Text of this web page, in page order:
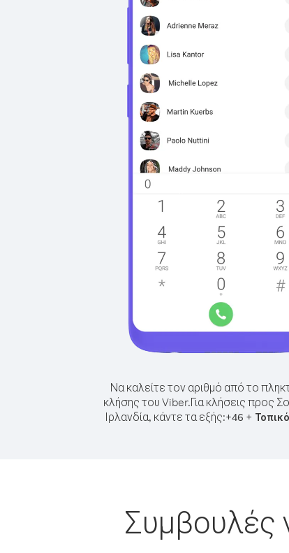
Να καλείτε τον αριθμό από το
κλήσης του Viber.Για κλήσεις προς
Ιρλανδία, κάντε τα εξής:+46 +
Συμβουλές